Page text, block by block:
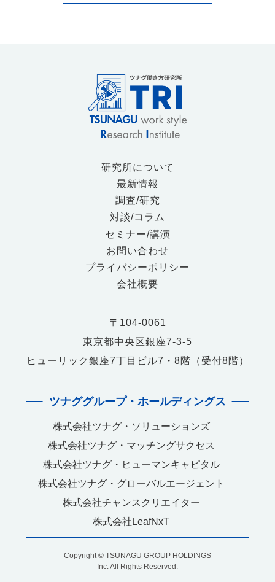
研究所について
最新情報
調査/研究
対談/コラム
セミナー/講演
お問い合わせ
プライバシーポリシー
会社概要
〒104-0061
東京都中央区銀座7-3-5
ヒューリック銀座7丁目ビル7・8階（受付8階）
ツナググループ・ホールディングス
株式会社ツナグ・ソリューションズ
株式会社ツナグ・マッチングサクセス
株式会社ツナグ・ヒューマンキャピタル
株式会社ツナグ・グローバルエージェント
株式会社チャンスクリエイター
株式会社LeafNxT
Copyright © TSUNAGU GROUP HOLDINGS
Inc. All Rights Reserved.